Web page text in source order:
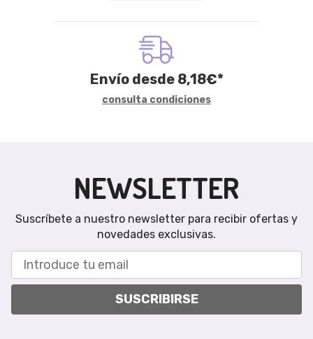
Envío desde 8,18€*
consulta condiciones
NEWSLETTER
Suscríbete a nuestro newsletter para recibir ofertas y
novedades exclusivas.
SUSCRIBIRSE